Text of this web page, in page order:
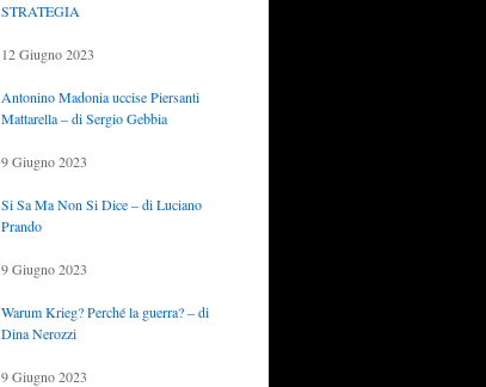
STRATEGIA
12 Giugno 2023
Antonino Madonia uccise Piersanti
Mattarella – di Sergio Gebbia
9 Giugno 2023
Si Sa Ma Non Si Dice – di Luciano
Prando
9 Giugno 2023
Warum Krieg? Perché la guerra? – di
Dina Nerozzi
9 Giugno 2023